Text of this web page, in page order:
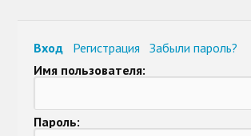
Вход Регистрация
Забыли пароль?
Имя пользователя:
Пароль: